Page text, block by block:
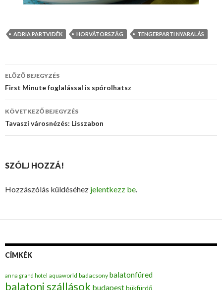
ADRIA PARTVIDÉK HORVÁTORSZÁG TENGERPARTI NYARALÁS
Bejegyzés
navigáció
ELŐZŐ BEJEGYZÉS
First Minute foglalással is spórolhatsz
KÖVETKEZŐ BEJEGYZÉS
Tavaszi városnézés: Lisszabon
SZÓLJ HOZZÁ!
Hozzászólás küldéséhez jelentkezz be.
CÍMKÉK
anna grand hotel aquaworld badacsony balatonfüred
balatoni szállások budapestbükfürdő